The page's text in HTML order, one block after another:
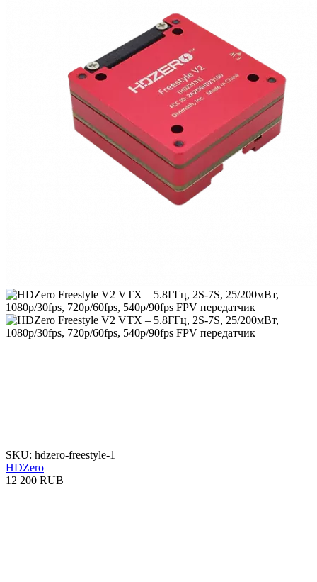
SKU: hdzero-freestyle-1
HDZero
12 200 RUB